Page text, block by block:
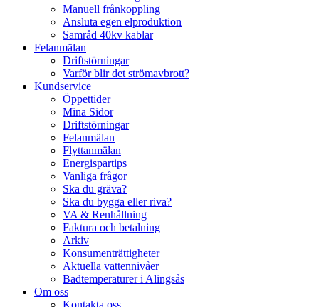
Manuell frånkoppling
Ansluta egen elproduktion
Samråd 40kv kablar
Felanmälan
Driftstörningar
Varför blir det strömavbrott?
Kundservice
Öppettider
Mina Sidor
Driftstörningar
Felanmälan
Flyttanmälan
Energispartips
Vanliga frågor
Ska du gräva?
Ska du bygga eller riva?
VA & Renhållning
Faktura och betalning
Arkiv
Konsumenträttigheter
Aktuella vattennivåer
Badtemperaturer i Alingsås
Om oss